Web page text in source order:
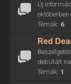
Új
októberben
Témák: 6
Red
debütált
Témák: 1